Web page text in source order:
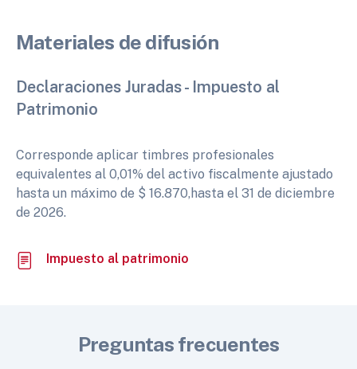
Materiales de difusión
Declaraciones Juradas - Impuesto al
Patrimonio
Corresponde aplicar timbres profesionales
equivalentes al 0,01% del activo fiscalmente ajustado
hasta un máximo de $ 16.870,hasta el 31 de diciembre
de 2026.
Impuesto al patrimonio
Preguntas frecuentes